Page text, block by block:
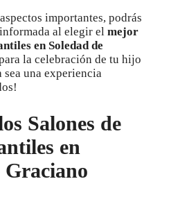
importantes, podrás
al elegir el mejor
en Soledad de
la celebración de tu hijo
sea una experiencia
Salones de
en
Graciano